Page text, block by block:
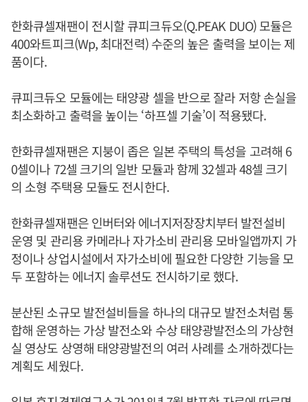
한화큐셀재팬이 전시할 큐피크듀오(Q.PEAK DUO) 모듈은
400와트피크(Wp, 최대전력) 수준의 높은 출력을 보이는 제
품이다.
큐피크듀오 모듈에는 태양광 셀을 반으로 잘라 저항 손실을
최소화하고 출력을 높이는 ‘하프셀 기술’이 적용됐다.
한화큐셀재팬은 지붕이 좁은 일본 주택의 특성을 고려해 6
0셀이나 72셀 크기의 일반 모듈과 함께 32셀과 48셀 크기
의 소형 주택용 모듈도 전시한다.
한화큐셀재팬은 인버터와 에너지저장장치부터 발전설비
운영 및 관리용 카메라나 자가소비 관리용 모바일앱까지 가
정이나 상업시설에서 자가소비에 필요한 다양한 기능을 모
두 포함하는 에너지 솔루션도 전시하기로 했다.
분산된 소규모 발전설비들을 하나의 대규모 발전소처럼 통
합해 운영하는 가상 발전소와 수상 태양광발전소의 가상현
실 영상도 상영해 태양광발전의 여러 사례를 소개하겠다는
계획도 세웠다.